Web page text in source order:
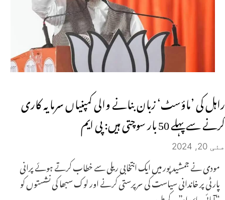
راہل کی ’ماؤسٹ‘ زبان بنانے والی کمپنیاں سرمایہ کاری
کرنے سے پہلے 50 بار سوچتی ہیں: پی ایم
مئی 20, 2024
مودی نے جمشید پور میں ایک انتخابی ریلی سے خطاب کرتے ہوئے پرانی
پارٹی پر خاندانی سیاست کی سرپرستی کرنے اور لوک سبھا کی نشستوں کو